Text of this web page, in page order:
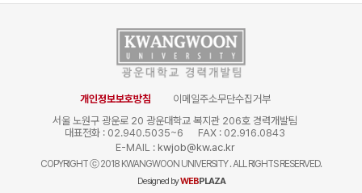
개인정보보호방침
이메일주소무단수집거부
서울 노원구 광운로 20 광운대학교 복지관 206호 경력개발팀
대표전화 : 02.940.5035~6
FAX : 02.916.0843
E-MAIL : kwjob@kw.ac.kr
COPYRIGHTⓒ2018 KWANGWOON UNIVERSITY . ALL RIGHTS RESERVED.
Designed byWEBPLAZA